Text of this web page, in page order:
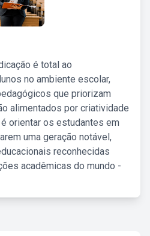
é total ao
no ambiente escolar,
que priorizam
alimentados por criatividade
orientar os estudantes em
uma geração notável,
reconhecidas
acadêmicas do mundo -